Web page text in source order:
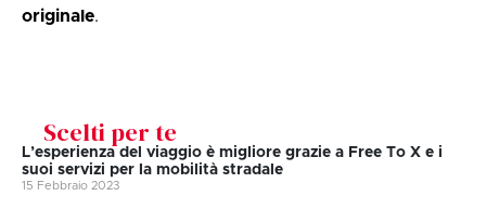
originale.
Scelti per te
L’esperienza del viaggio è migliore grazie a Free To X e i
suoi servizi per la mobilità stradale
15 Febbraio 2023